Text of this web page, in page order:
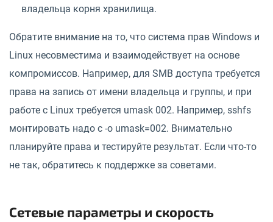
владельца корня хранилища.
Обратите внимание на то, что система прав Windows и
Linux несовместима и взаимодействует на основе
компромиссов. Например, для SMB доступа требуется
права на запись от имени владельца и группы, и при
работе с Linux требуется umask 002. Например, sshfs
монтировать надо с -o umask=002. Внимательно
планируйте права и тестируйте результат. Если что-то
не так, обратитесь к поддержке за советами.
Сетевые параметры и скорость